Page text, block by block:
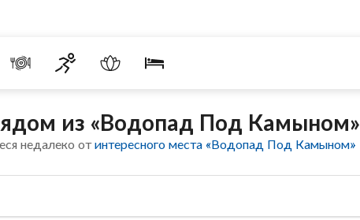
из «Водопад Под Камыном»
недалеко отинтересного места «Водопад Под Камыном»